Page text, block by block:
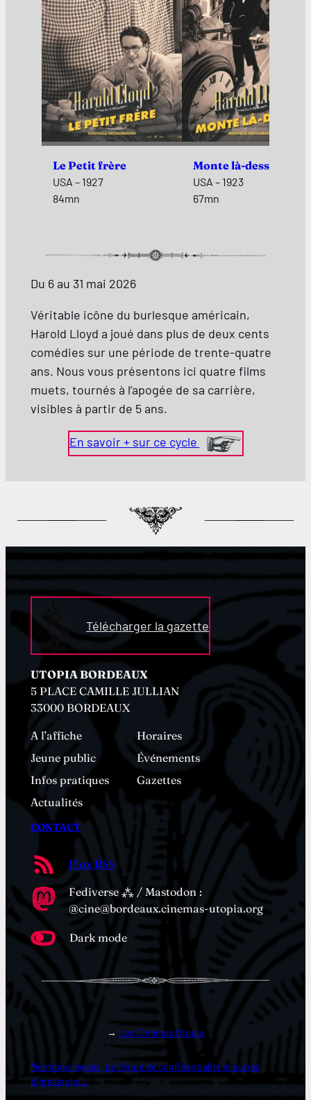
Le Petit frère
USA – 1927
84mn
Monte là-dessus
USA – 1923
67mn
Du 6 au 31 mai 2026
Véritable icône du burlesque américain,
Harold Lloyd a joué dans plus de deux cents
comédies sur une période de trente-quatre
ans. Nous vous présentons ici quatre films
muets, tournés à l’apogée de sa carrière,
visibles à partir de 5 ans.
En savoir + sur ce cycle
Télécharger la gazette
UTOPIA BORDEAUX
5 PLACE CAMILLE JULLIAN
33000 BORDEAUX
A l’affiche
Horaires
Jeune public
Événements
Infos pratiques
Gazettes
Actualités
CONTACT
Flux RSS
Fediverse ⁂ / Mastodon :
@cine@bordeaux.cinemas-utopia.org
Dark mode
→ Les Cinémas Utopia
Mentions légales, politique de confidentialité et autres
digressions…